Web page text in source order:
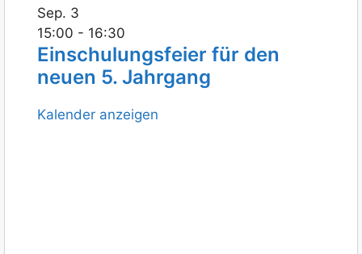
Sep. 3
15:00 - 16:30
Einschulungsfeier für den
neuen 5. Jahrgang
Kalender anzeigen